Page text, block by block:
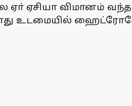
ஏா் ஏசியா விமானம்
உடமையில்